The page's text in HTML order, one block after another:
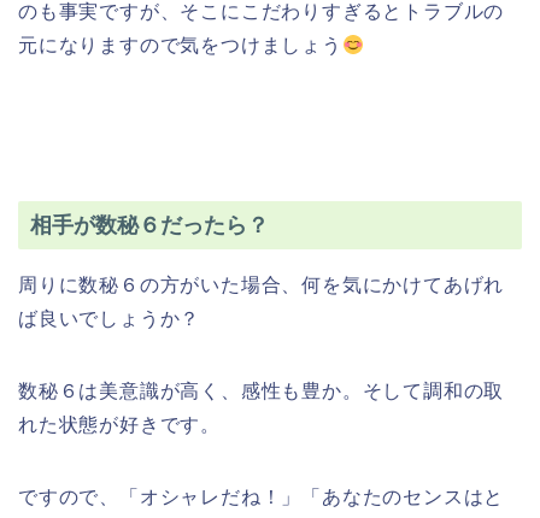
のも事実ですが、そこにこだわりすぎるとトラブルの
元になりますので気をつけましょう
相手が数秘６だったら？
周りに数秘６の方がいた場合、何を気にかけてあげれ
ば良いでしょうか？
数秘６は美意識が高く、感性も豊か。そして調和の取
れた状態が好きです。
ですので、「オシャレだね！」「あなたのセンスはと